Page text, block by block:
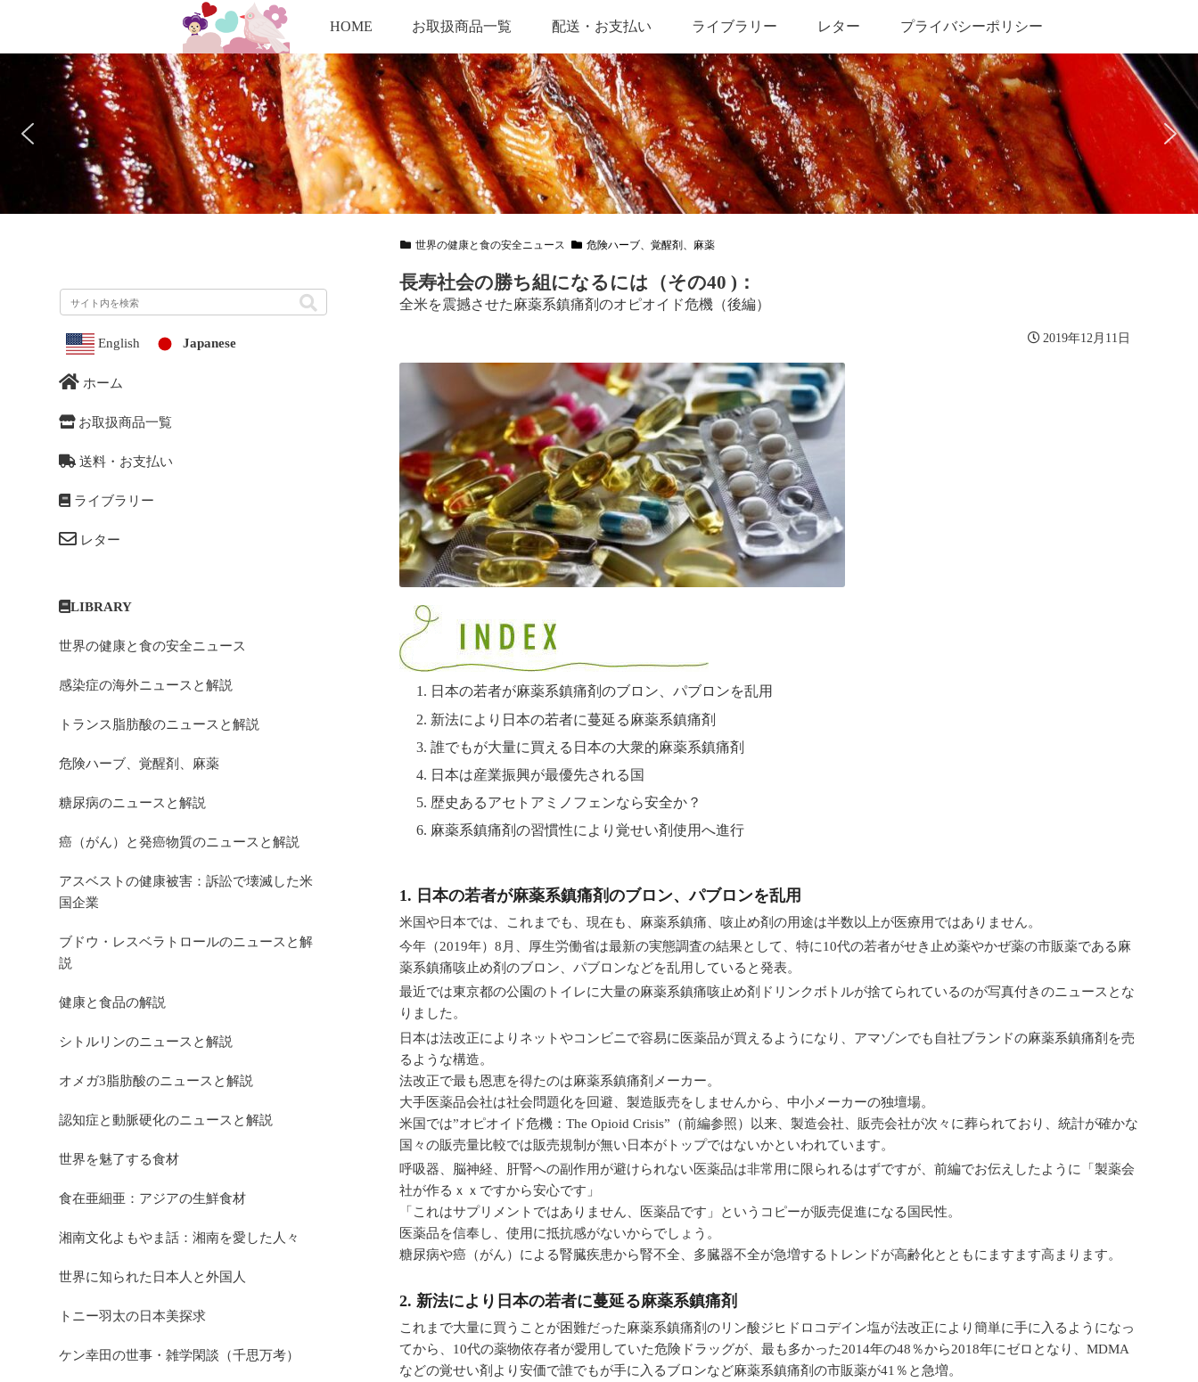
HOME お取扱商品一覧 配送・お支払い ライブラリー レター プライバシーポリシー
世界の健康と食の安全ニュース 危険ハーブ、覚醒剤、麻薬
長寿社会の勝ち組になるには（その40 )：
全米を震撼させた麻薬系鎮痛剤のオピオイド危機（後編）
2019年12月11日
1. 日本の若者が麻薬系鎮痛剤のブロン、パブロンを乱用
2. 新法により日本の若者に蔓延る麻薬系鎮痛剤
3. 誰でもが大量に買える日本の大衆的麻薬系鎮痛剤
4. 日本は産業振興が最優先される国
5. 歴史あるアセトアミノフェンなら安全か？
6. 麻薬系鎮痛剤の習慣性により覚せい剤使用へ進行
1. 日本の若者が麻薬系鎮痛剤のブロン、パブロンを乱用
米国や日本では、これまでも、現在も、麻薬系鎮痛、咳止め剤の用途は半数以上が医療用ではありません。
今年（2019年）8月、厚生労働省は最新の実態調査の結果として、特に10代の若者がせき止め薬やかぜ薬の市販薬である麻
薬系鎮痛咳止め剤のブロン、パブロンなどを乱用していると発表。
最近では東京都の公園のトイレに大量の麻薬系鎮痛咳止め剤ドリンクボトルが捨てられているのが写真付きのニュースとな
りました。
日本は法改正によりネットやコンビニで容易に医薬品が買えるようになり、アマゾンでも自社ブランドの麻薬系鎮痛剤を売
るような構造。
法改正で最も恩恵を得たのは麻薬系鎮痛剤メーカー。
大手医薬品会社は社会問題化を回避、製造販売をしませんから、中小メーカーの独壇場。
米国では”オピオイド危機：The Opioid Crisis”（前編参照）以来、製造会社、販売会社が次々に葬られており、統計が確かな
国々の販売量比較では販売規制が無い日本がトップではないかといわれています。
呼吸器、脳神経、肝腎への副作用が避けられない医薬品は非常用に限られるはずですが、前編でお伝えしたように「製薬会
社が作るｘｘですから安心です」
「これはサプリメントではありません、医薬品です」というコピーが販売促進になる国民性。
医薬品を信奉し、使用に抵抗感がないからでしょう。
糖尿病や癌（がん）による腎臓疾患から腎不全、多臓器不全が急増するトレンドが高齢化とともにますます高まります。
2. 新法により日本の若者に蔓延る麻薬系鎮痛剤
これまで大量に買うことが困難だった麻薬系鎮痛剤のリン酸ジヒドロコデイン塩が法改正により簡単に手に入るようになっ
てから、10代の薬物依存者が愛用していた危険ドラッグが、最も多かった2014年の48％から2018年にゼロとなり、MDMA
などの覚せい剤より安価で誰でもが手に入るブロンなど麻薬系鎮痛剤の市販薬が41％と急増。
English Japanese
ホーム
お取扱商品一覧
送料・お支払い
ライブラリー
レター
LIBRARY
世界の健康と食の安全ニュース
感染症の海外ニュースと解説
トランス脂肪酸のニュースと解説
危険ハーブ、覚醒剤、麻薬
糖尿病のニュースと解説
癌（がん）と発癌物質のニュースと解説
アスベストの健康被害：訴訟で壊滅した米
国企業
ブドウ・レスベラトロールのニュースと解
説
健康と食品の解説
シトルリンのニュースと解説
オメガ3脂肪酸のニュースと解説
認知症と動脈硬化のニュースと解説
世界を魅了する食材
食在亜細亜：アジアの生鮮食材
湘南文化よもやま話：湘南を愛した人々
世界に知られた日本人と外国人
トニー羽太の日本美探求
ケン幸田の世事・雑学閑談（千思万考）